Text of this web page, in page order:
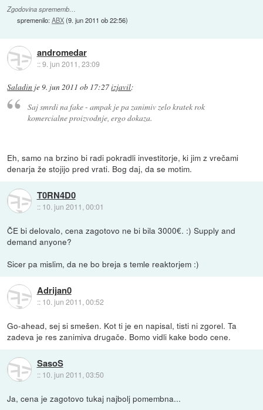
Zgodovina sprememb…
spremenilo:ABX(9. jun 2011 ob 22:56)
andromedar
::9. jun 2011, 23:09
Saladin je9. jun 2011 ob 17:27izjavil:
Saj smrdi na fake - ampak je pa zanimiv zelo kratek rok
komercialne proizvodnje, ergo dokaza.
Eh, samo na brzino bi radi pokradli investitorje, ki jim z vrečami
denarja že stojijo pred vrati. Bog daj, da se motim.
T0RN4D0
:: 10. jun 2011, 00:01
ČE bi delovalo, cena zagotovo ne bi bila 3000€. :) Supply and
demand anyone?
Sicer pa mislim, da ne bo breja s temle reaktorjem :)
Adrijan0
:: 10. jun 2011, 00:52
Go-ahead, sej si smešen. Kot ti je en napisal, tisti ni zgorel. Ta
zadeva je res zanimiva drugače. Bomo vidli kake bodo cene.
SasoS
:: 10. jun 2011, 03:50
Ja, cena je zagotovo tukaj najbolj pomembna...